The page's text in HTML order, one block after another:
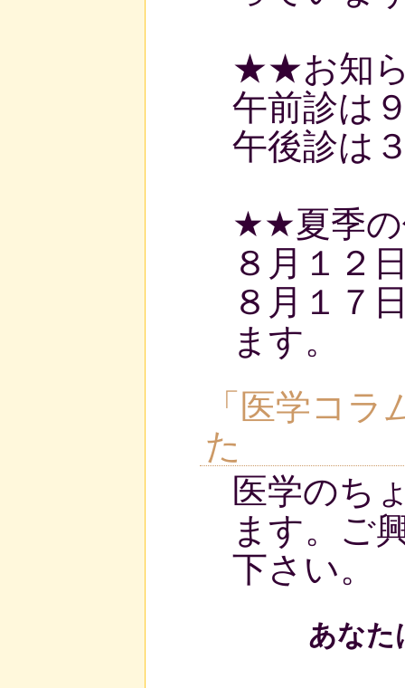
★★お知
午前診は
午後診は
★★夏季
８月１２
８月１７
ます。
「医学コ
た
医学のち
ます。ご
下さい。
あな